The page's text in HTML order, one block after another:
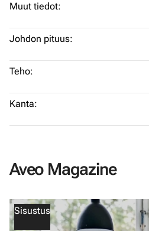
Muut tiedot:
Johdon pituus:
Teho:
Kanta:
Aveo Magazine
Sisustus